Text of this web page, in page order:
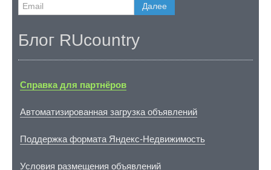
Далее
Блог RUcountry
Справка для партнёров
Автоматизированная загрузка объявлений
Поддержка формата Яндекс-Недвижимость
Условия размещения объявлений